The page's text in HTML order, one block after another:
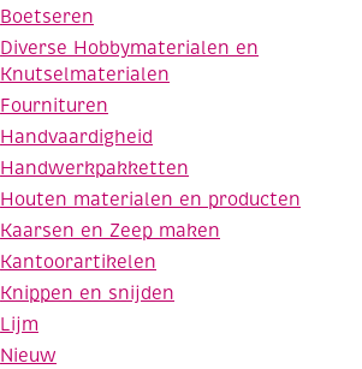
Boetseren
Diverse Hobbymaterialen en
Knutselmaterialen
Fournituren
Handvaardigheid
Handwerkpakketten
Houten materialen en producten
Kaarsen en Zeep maken
Kantoorartikelen
Knippen en snijden
Lijm
Nieuw